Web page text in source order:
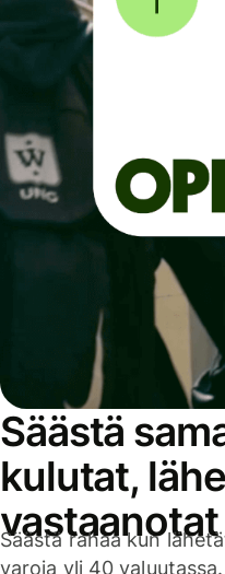
Säästä
kulutat,
Säästä rahaa kun
varoja yli 40